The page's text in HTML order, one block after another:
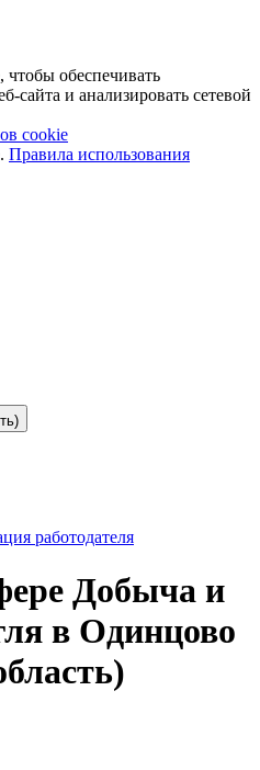
обеспечивать
сайта и анализировать сетевой
cookie
Правила использования
работодателя
Добыча и
в Одинцово